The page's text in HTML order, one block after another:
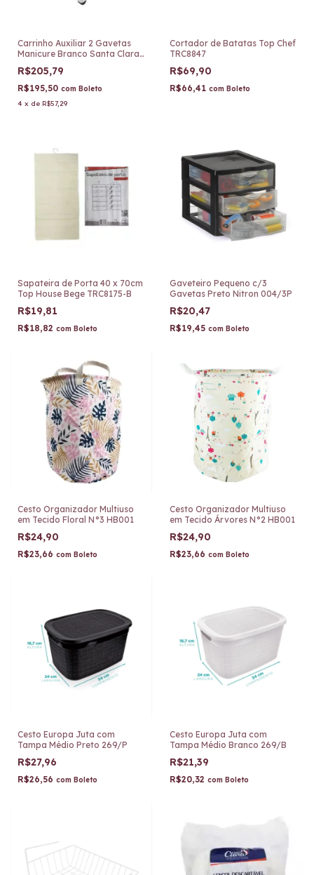
Carrinho Auxiliar 2 Gavetas
Manicure Branco Santa Clara
R$205,79
R$195,50 com Boleto
4 x de R$57,29
Cortador de Batatas Top Chef
TRC8847
R$69,90
R$66,41 com Boleto
Sapateira de Porta 40 x 70cm
Top House Bege TRC8175-B
R$19,81
R$18,82 com Boleto
Gaveteiro Pequeno c/3
Gavetas Preto Nitron 004/3P
R$20,47
R$19,45 com Boleto
Cesto Organizador Multiuso
em Tecido Floral N°3 HB001
R$24,90
R$23,66 com Boleto
Cesto Organizador Multiuso
em Tecido Árvores N°2 HB001
R$24,90
R$23,66 com Boleto
Cesto Europa Juta com
Tampa Médio Preto 269/P
R$27,96
R$26,56 com Boleto
Cesto Europa Juta com
Tampa Médio Branco 269/B
R$21,39
R$20,32 com Boleto